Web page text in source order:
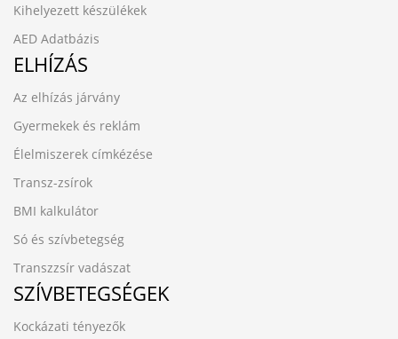
Kihelyezett készülékek
AED Adatbázis
ELHÍZÁS
Az elhízás járvány
Gyermekek és reklám
Élelmiszerek címkézése
Transz-zsírok
BMI kalkulátor
Só és szívbetegség
Transzzsír vadászat
SZÍVBETEGSÉGEK
Kockázati tényezők